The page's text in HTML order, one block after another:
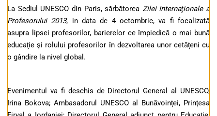
La Sediul UNESCO din Paris, sărbătorea Zilei Internaţionale a
Profesorului 2013, in data de 4 octombrie, va fi focalizată
asupra lipsei profesorilor, barierelor ce împiedică o mai bună
educaţie şi rolului profesorilor în dezvoltarea unor cetăţeni cu
o gândire la nivel global.
Evenimentul va fi deschis de Directorul General al UNESCO,
Irina Bokova; Ambasadorul UNESCO al Bunăvoinţei, Prinţesa